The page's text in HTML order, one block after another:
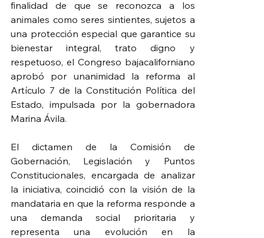
finalidad de que se reconozca a los
animales como seres sintientes, sujetos a
una protección especial que garantice su
bienestar integral, trato digno y
respetuoso, el Congreso bajacaliforniano
aprobó por unanimidad la reforma al
Artículo 7 de la Constitución Política del
Estado, impulsada por la gobernadora
Marina Ávila.
El dictamen de la Comisión de
Gobernación, Legislación y Puntos
Constitucionales, encargada de analizar
la iniciativa, coincidió con la visión de la
mandataria en que la reforma responde a
una demanda social prioritaria y
representa una evolución en la